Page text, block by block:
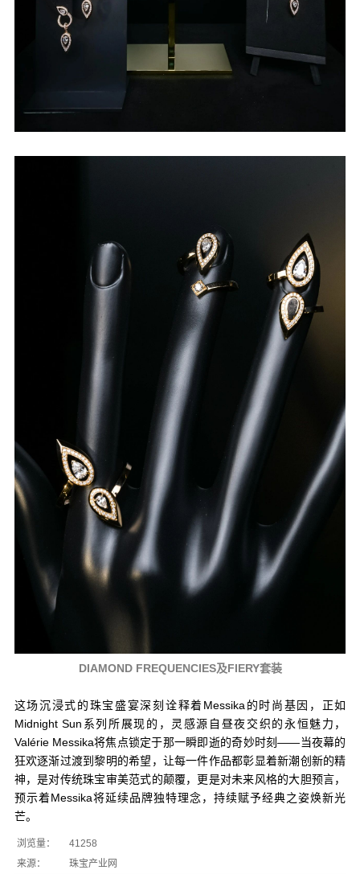
DIAMOND FREQUENCIES及FIERY套装
这场沉浸式的珠宝盛宴深刻诠释着Messika的时尚基因，正如
Midnight Sun系列所展现的，灵感源自昼夜交织的永恒魅力，
Valérie Messika将焦点锁定于那一瞬即逝的奇妙时刻——当夜幕的
狂欢逐渐过渡到黎明的希望，让每一件作品都彰显着新潮创新的精
神，是对传统珠宝审美范式的颠覆，更是对未来风格的大胆预言，
预示着Messika将延续品牌独特理念，持续赋予经典之姿焕新光
芒。
浏览量：
41258
来源：
珠宝产业网